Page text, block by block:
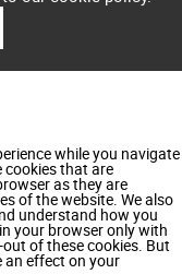
while you navigate
cookies that are
as they are
of the website. We also
understand how you
your browser only with
of these cookies. But
an effect on your